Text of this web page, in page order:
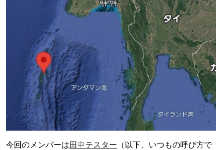
今回のメンバーは田中テスター （以下、いつもの呼び方で